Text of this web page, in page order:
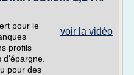
voir la vidéo
pour le
profils
d'épargne.
pour des